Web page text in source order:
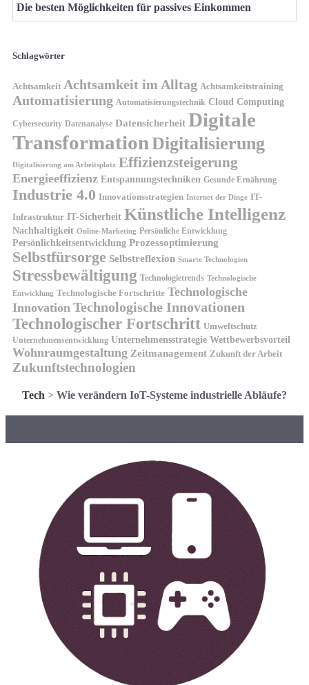
Die besten Möglichkeiten für passives Einkommen
Schlagwörter
Achtsamkeit Achtsamkeit im Alltag Achtsamkeitstraining
Automatisierung Automatisierungstechnik Cloud Computing
Cybersecurity Datenanalyse Datensicherheit Digitale
TransformationDigitalisierung
Digitalisierung am Arbeitsplatz Effizienzsteigerung
Energieeffizienz Entspannungstechniken Gesunde Ernährung
Industrie 4.0 Innovationsstrategien Internet der Dinge IT-
Infrastruktur IT-Sicherheit Künstliche Intelligenz
Nachhaltigkeit Online-Marketing Persönliche Entwicklung
Persönlichkeitsentwicklung Prozessoptimierung
Selbstfürsorge Selbstreflexion Smarte Technologien
Stressbewältigung Technologietrends Technologische
Entwicklung Technologische Fortschritte Technologische
Innovation Technologische Innovationen
Technologischer Fortschritt Umweltschutz
Unternehmensentwicklung Unternehmensstrategie Wettbewerbsvorteil
Wohnraumgestaltung Zeitmanagement Zukunft der Arbeit
Zukunftstechnologien
Tech > Wie verändern IoT-Systeme industrielle Abläufe?